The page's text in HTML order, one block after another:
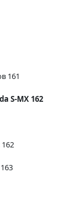
161
S-MX 162